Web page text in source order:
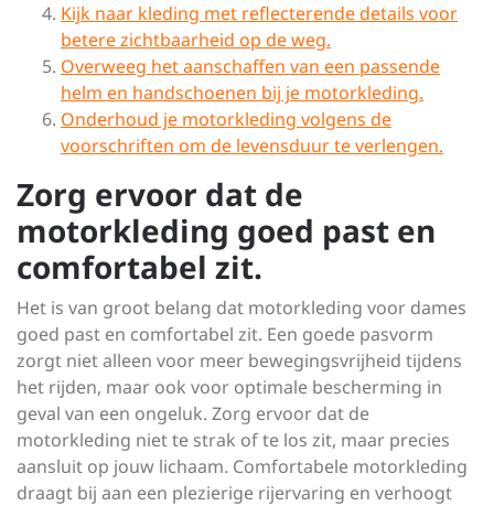
Kijk naar kleding met reflecterende details voor
betere zichtbaarheid op de weg.
Overweeg het aanschaffen van een passende
helm en handschoenen bij je motorkleding.
Onderhoud je motorkleding volgens de
voorschriften om de levensduur te verlengen.
Zorg ervoor dat de
motorkleding goed past en
comfortabel zit.
Het is van groot belang dat motorkleding voor dames
goed past en comfortabel zit. Een goede pasvorm
zorgt niet alleen voor meer bewegingsvrijheid tijdens
het rijden, maar ook voor optimale bescherming in
geval van een ongeluk. Zorg ervoor dat de
motorkleding niet te strak of te los zit, maar precies
aansluit op jouw lichaam. Comfortabele motorkleding
draagt bij aan een plezierige rijervaring en verhoogt